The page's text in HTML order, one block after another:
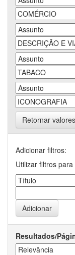
Retornar valores
Adicionar filtros:
Utilizar filtros
Resultados/